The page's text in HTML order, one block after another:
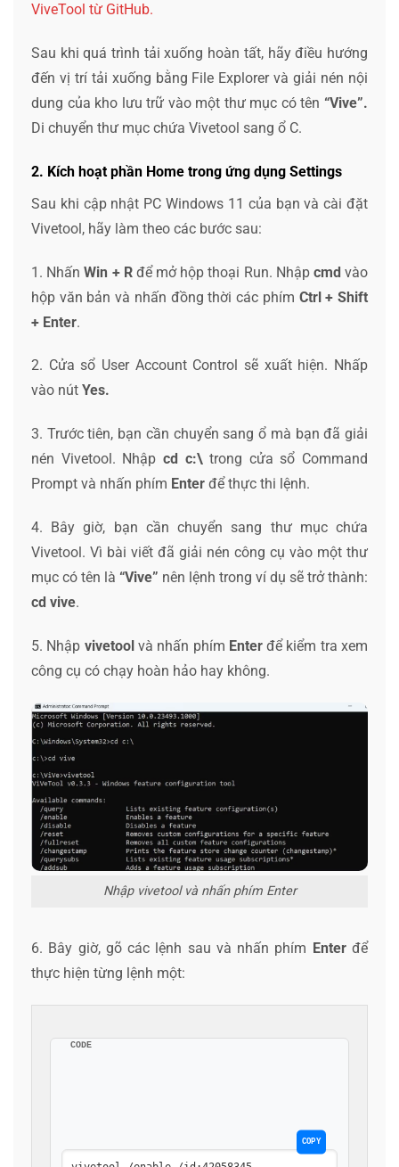
ViveTool từ GitHub.
Sau khi quá trình tải xuống hoàn tất, hãy điều hướng
đến vị trí tải xuống bằng File Explorer và giải nén nội
dung của kho lưu trữ vào một thư mục có tên “Vive”.
Di chuyển thư mục chứa Vivetool sang ổ C.
2. Kích hoạt phần Home trong ứng dụng Settings
Sau khi cập nhật PC Windows 11 của bạn và cài đặt
Vivetool, hãy làm theo các bước sau:
1. NhấnWin + Rđể mở hộp thoại Run. Nhập cmd vào
hộp văn bản và nhấn đồng thời các phím Ctrl + Shift
+ Enter.
2. Cửa sổ User Account Control sẽ xuất hiện. Nhấp
vào nút Yes.
3. Trước tiên, bạn cần chuyển sang ổ mà bạn đã giải
nén Vivetool. Nhập cd c:\trong cửa sổ Command
Prompt và nhấn phím Enter để thực thi lệnh.
4. Bây giờ, bạn cần chuyển sang thư mục chứa
Vivetool. Vì bài viết đã giải nén công cụ vào một thư
mục có tên là “Vive” nên lệnh trong ví dụ sẽ trở thành:
cd vive.
5. Nhập vivetoolvà nhấn phím Enterđể kiểm tra xem
công cụ có chạy hoàn hảo hay không.
Nhập vivetool và nhấn phím Enter
6. Bây giờ, gõ các lệnh sau và nhấn phím Enterđể
thực hiện từng lệnh một:
CODE
COPY